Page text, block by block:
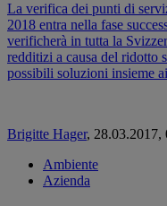
La verifica dei punti di
2018 entra nella fase
verificherà in tutta la
redditizi a causa del ridotto
possibili soluzioni insieme
Brigitte Hager, 28.03.2017,
Ambiente
Azienda